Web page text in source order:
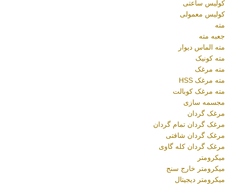
کولیس ساعتی
کولیس معمولی
مته
جعبه مته
مته الماس دیوار
مته کونیک
مته مرغک
مته مرغک HSS
مته مرغک کوبالت
مجسمه سازی
مرغک گردان
مرغک گردان تمام گردان
مرغک گردان شافتی
مرغک گردان کله گاوی
میکرومتر
میکرومتر خارج سنج
میکرومتر دیجیتال